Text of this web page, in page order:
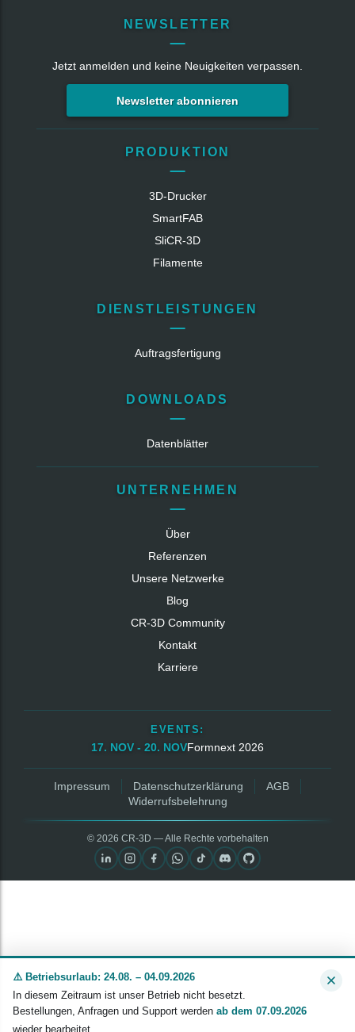
NEWSLETTER
Jetzt anmelden und keine Neuigkeiten verpassen.
Newsletter abonnieren
PRODUKTION
3D-Drucker
SmartFAB
SliCR‑3D
Filamente
DIENSTLEISTUNGEN
Auftragsfertigung
DOWNLOADS
Datenblätter
UNTERNEHMEN
Über
Referenzen
Unsere Netzwerke
Blog
CR‑3D Community
Kontakt
Karriere
EVENTS:
17. NOV - 20. NOVFormnext 2026
Impressum Datenschutzerklärung
AGB
Widerrufsbelehrung
© 2026 CR‑3D — Alle Rechte vorbehalten
⚠️ Betriebsurlaub: 24.08. – 04.09.2026
In diesem Zeitraum ist unser Betrieb nicht besetzt.
Bestellungen, Anfragen und Support werden ab dem 07.09.2026
wieder bearbeitet.